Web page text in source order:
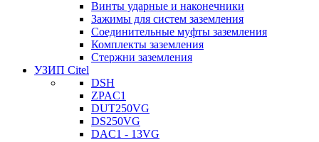
Винты ударные и наконечники
Зажимы для систем заземления
Соединительные муфты заземления
Комплекты заземления
Стержни заземления
УЗИП Citel
DSH
ZPAC1
DUT250VG
DS250VG
DAC1 - 13VG